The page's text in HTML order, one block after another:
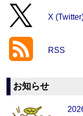
X
RSS
お知らせ